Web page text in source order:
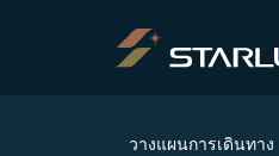
วางแผนการเดินทาง